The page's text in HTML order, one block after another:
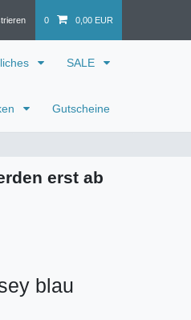
0 0,00 EUR
SALE
Gutscheine
erst ab
blau